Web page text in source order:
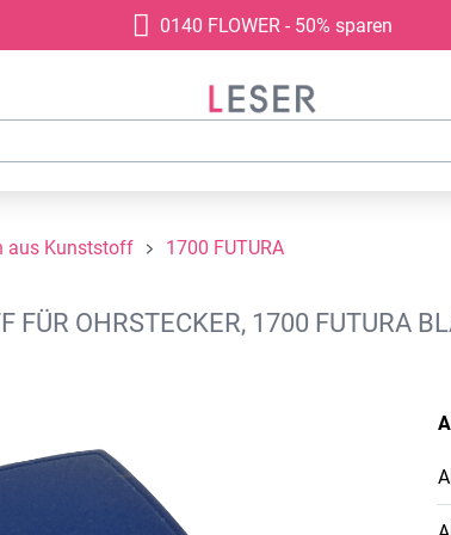
0140 FLOWER - 50% sparen
aus Kunststoff 1700 FUTURA
FÜR OHRSTECKER, 1700 FUTURA